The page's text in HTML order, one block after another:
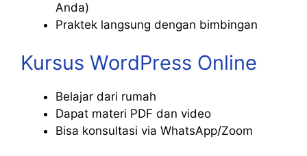
Anda)
Praktek langsung dengan bimbingan
Kursus WordPress Online
Belajar dari rumah
Dapat materi PDF dan video
Bisa konsultasi via WhatsApp/Zoom